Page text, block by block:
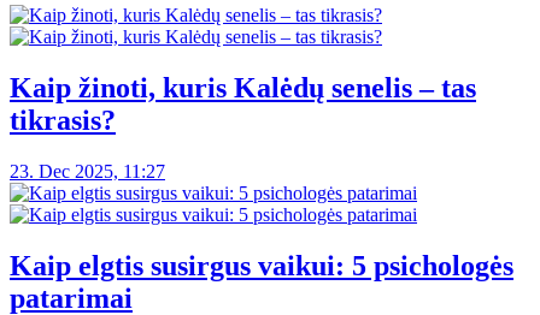
Kaip žinoti, kuris Kalėdų senelis – tas
tikrasis?
23. Dec 2025, 11:27
Kaip elgtis susirgus vaikui: 5 psichologės
patarimai